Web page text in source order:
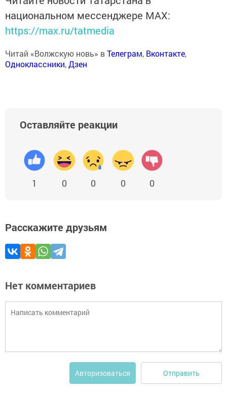
национальном мессенджере MАХ:
https://max.ru/tatmedia
Читай «Волжскую новь» вТелеграм, Вконтакте,
Одноклассники,Дзен
Оставляйте реакции
1 0 0 0 0
Расскажите друзьям
Нет комментариев
Авторизоваться Отправить